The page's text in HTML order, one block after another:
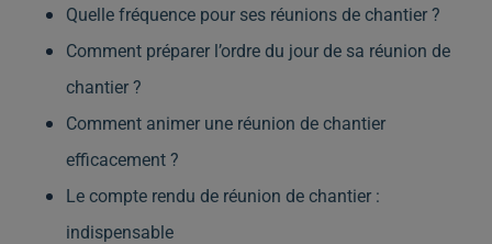
Quelle fréquence pour ses réunions de chantier ?
Comment préparer l’ordre du jour de sa réunion de
chantier ?
Comment animer une réunion de chantier
efficacement ?
Le compte rendu de réunion de chantier :
indispensable